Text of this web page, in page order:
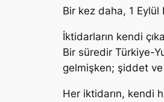
Bir kez daha, 1 Eylül
İktidarların kendi
Bir süredir Türkiye-
gelmişken; şiddet ve
Her iktidarın, kendi